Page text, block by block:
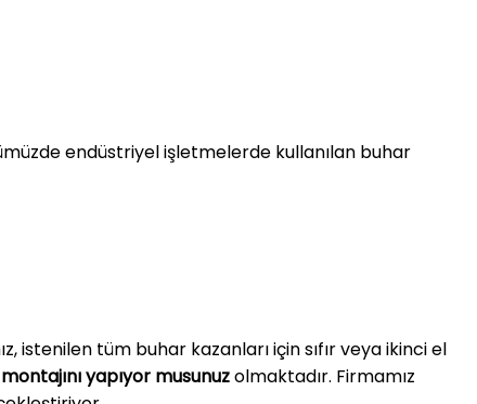
endüstriyel işletmelerde kullanılan buhar
istenilen tüm buhar kazanları için sıfır veya ikinci el
yapıyor musunuzolmaktadır. Firmamız